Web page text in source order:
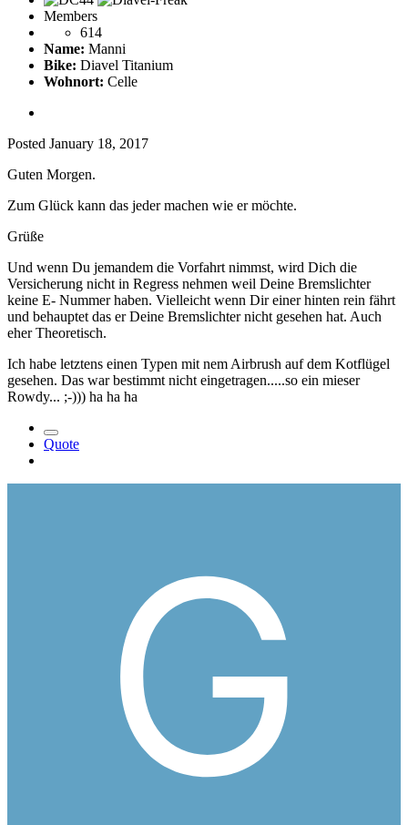
Members
614
Name: Manni
Bike: Diavel Titanium
Wohnort: Celle
Posted January 18, 2017
Guten Morgen.
Zum Glück kann das jeder machen wie er möchte.
Grüße
Und wenn Du jemandem die Vorfahrt nimmst, wird Dich die
Versicherung nicht in Regress nehmen weil Deine Bremslichter
keine E- Nummer haben. Vielleicht wenn Dir einer hinten rein fährt
und behauptet das er Deine Bremslichter nicht gesehen hat. Auch
eher Theoretisch.
Ich habe letztens einen Typen mit nem Airbrush auf dem Kotflügel
gesehen. Das war bestimmt nicht eingetragen.....so ein mieser
Rowdy... ;-))) ha ha ha
Quote